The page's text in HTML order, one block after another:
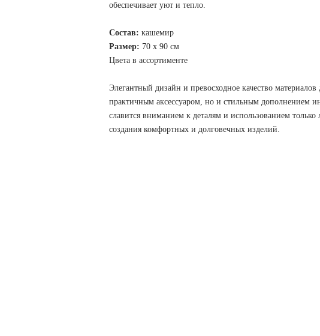
обеспечивает уют и тепло.
Состав: кашемир
Размер: 70 х 90 см
Цвета в ассортименте
Элегантный дизайн и превосходное качество материалов
практичным аксессуаром, но и стильным дополнением
славится вниманием к деталям и использованием
создания комфортных и долговечных изделий.